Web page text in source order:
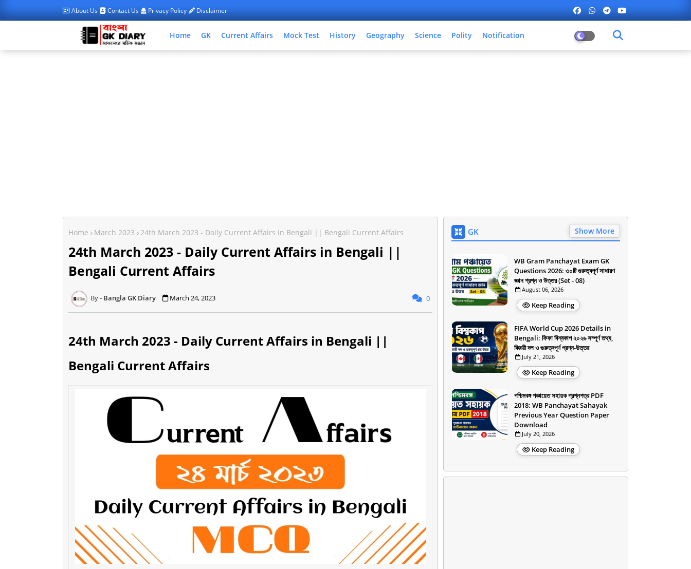
About Us Contact Us Privacy Policy Disclaimer
Home GK Current Affairs Mock Test History Geography Science Polity Notification
Home March 2023 24th March 2023 - Daily Current Affairs in Bengali || Bengali Current Affairs
24th March 2023 - Daily Current Affairs in Bengali ||
Bengali Current Affairs
Bangla GK Diary March 24, 2023 0
24th March 2023 - Daily Current Affairs in Bengali ||
Bengali Current Affairs
GK Show More
WB Gram Panchayat Exam GK
Questions 2026: ৩০টি গুরুত্বপূর্ণ সাধারণ
জ্ঞান প্রশ্ন ও উত্তর (Set - 08)
August 06, 2026
Keep Reading
FIFA World Cup 2026 Details in
Bengali: ফিফা বিশ্বকাপ ২০২৬ সম্পূর্ণ তথ্য,
বিজয়ী দল ও গুরুত্বপূর্ণ প্রশ্ন-উত্তর
July 21, 2026
Keep Reading
পশ্চিমবঙ্গ পঞ্চায়েত সহায়ক প্রশ্নপত্র PDF
2018: WB Panchayat Sahayak
Previous Year Question Paper
Download
July 20, 2026
Keep Reading